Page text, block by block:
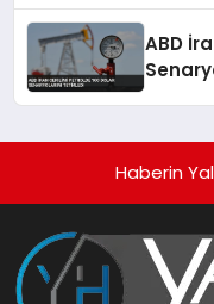
ABD
Haberin